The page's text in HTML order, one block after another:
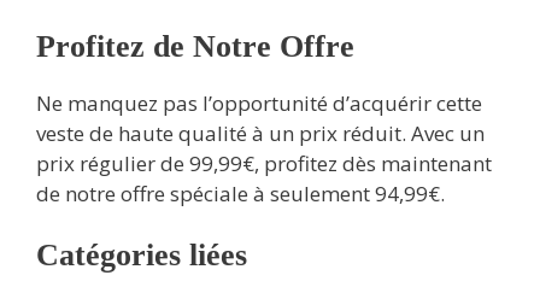
Profitez de Notre Offre
Ne manquez pas l’opportunité d’acquérir cette
veste de haute qualité à un prix réduit. Avec un
prix régulier de 99,99€, profitez dès maintenant
de notre offre spéciale à seulement 94,99€.
Catégories liées